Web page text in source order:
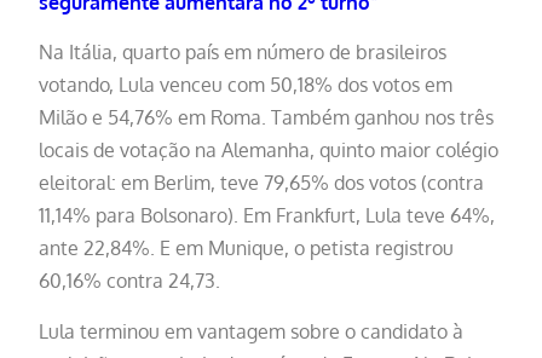
Na Itália, quarto país em número de brasileiros
votando, Lula venceu com 50,18% dos votos em
Milão e 54,76% em Roma. Também ganhou nos três
locais de votação na Alemanha, quinto maior colégio
eleitoral: em Berlim, teve 79,65% dos votos (contra
11,14% para Bolsonaro). Em Frankfurt, Lula teve 64%,
ante 22,84%. E em Munique, o petista registrou
60,16% contra 24,73.
Lula terminou em vantagem sobre o candidato à